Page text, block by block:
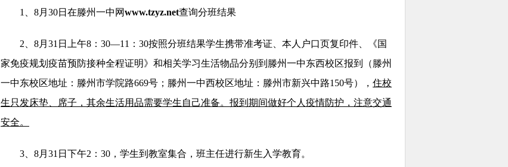
1、8月30日在滕州一中网www.tzyz.net查询分班结果
2、8月31日上午8：30—11：30按照分班结果学生携带准考证、本人户口页复印件、《国
家免疫规划疫苗预防接种全程证明》和相关学习生活物品分别到滕州一中东西校区报到（滕州
一中东校区地址：滕州市学院路669号；滕州一中西校区地址：滕州市新兴中路150号）， 住校
生只发床垫、席子，其余生活用品需要学生自己准备。报到期间做好个人疫情防护，注意交通
安全。
3、8月31日下午2：30，学生到教室集合，班主任进行新生入学教育。